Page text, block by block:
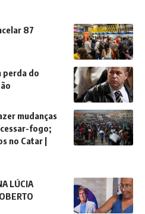
87
perda do
mudanças
cessar-fogo;
no Catar |
LÚCIA